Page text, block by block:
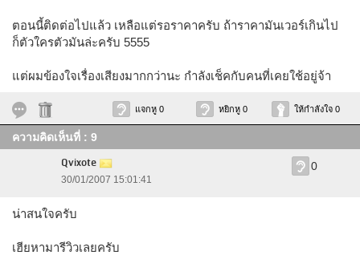
ตอนนี้ติดต่อไปแล้ว เหลือแต่รอราคาครับ ถ้าราคามันเวอร์เกินไป
ก็ตัวใครตัวมันล่ะครับ 5555
แต่ผมข้องใจเรื่องเสียงมากกว่านะ กำลังเช็คกับคนที่เคยใช้อยู่จ้า
แจกหู 0 หยิกหู 0 ให้กำลังใจ 0
ความคิดเห็นที่ : 9
Qvixote
30/01/2007 15:01:41
0
น่าสนใจครับ
เฮียหามารีวิวเลยครับ